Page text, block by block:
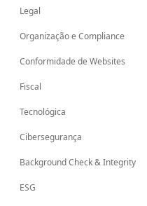
Legal
Organização e Compliance
Conformidade de Websites
Fiscal
Tecnológica
Cibersegurança
Background Check & Integrity
ESG